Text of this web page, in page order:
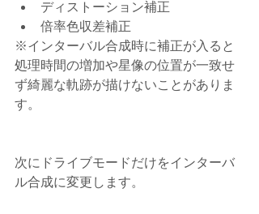
ディストーション補正
倍率色収差補正
※インターバル合成時に補正が入ると
処理時間の増加や星像の位置が一致せ
ず綺麗な軌跡が描けないことがありま
す。
次にドライブモードだけをインターバ
ル合成に変更します。